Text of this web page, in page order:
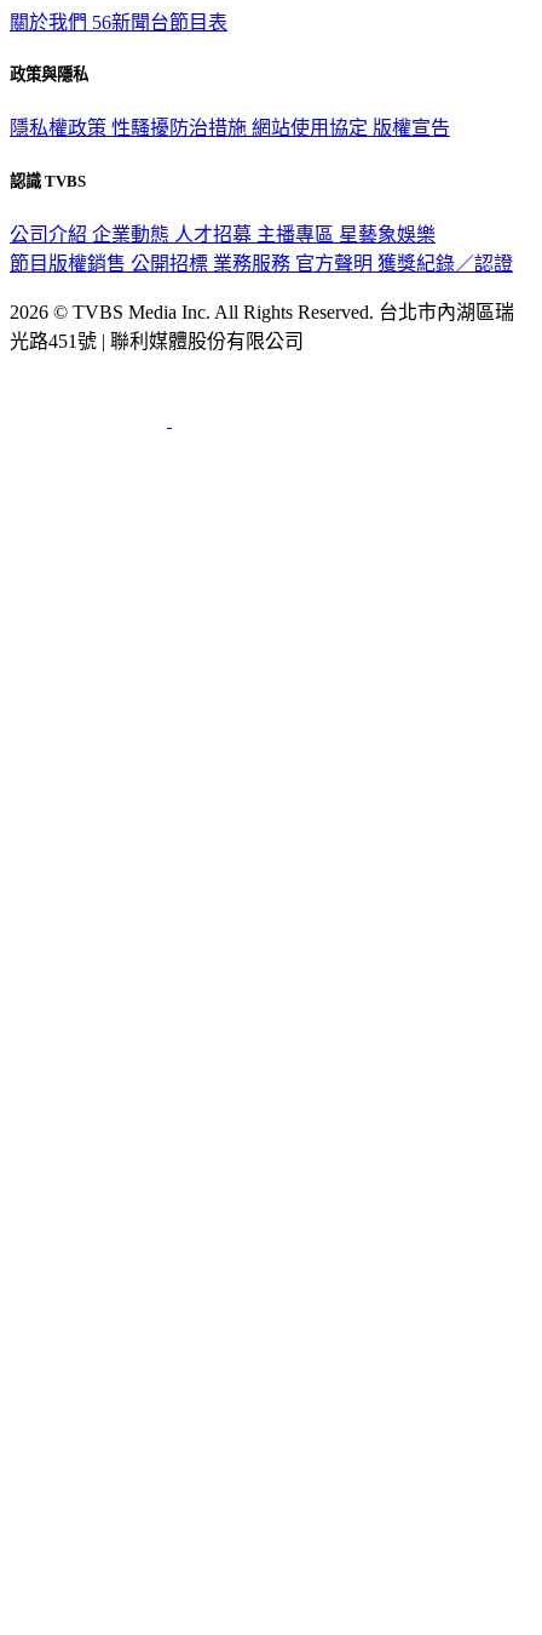
關於我們 56新聞台節目表
政策與隱私
隱私權政策 性騷擾防治措施 網站使用協定 版權宣告
認識 TVBS
公司介紹 企業動態 人才招募 主播專區 星藝象娛樂
節目版權銷售 公開招標 業務服務 官方聲明 獲獎紀錄／認證
2026 © TVBS Media Inc. All Rights Reserved. 台北市內湖區瑞
光路451號 | 聯利媒體股份有限公司